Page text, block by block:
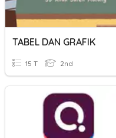
TABEL DAN GRAFIK
15 T 2nd